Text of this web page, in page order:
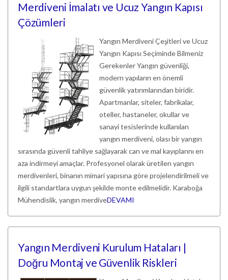
Merdiveni İmalatı ve Ucuz Yangın Kapısı
Çözümleri
Yangın Merdiveni Çeşitleri ve Ucuz
Yangın Kapısı Seçiminde Bilmeniz
Gerekenler Yangın güvenliği,
modern yapıların en önemli
güvenlik yatırımlarından biridir.
Apartmanlar, siteler, fabrikalar,
oteller, hastaneler, okullar ve
sanayi tesislerinde kullanılan
yangın merdiveni, olası bir yangın
sırasında güvenli tahliye sağlayarak can ve mal kayıplarını en
aza indirmeyi amaçlar. Profesyonel olarak üretilen yangın
merdivenleri, binanın mimari yapısına göre projelendirilmeli ve
ilgili standartlara uygun şekilde monte edilmelidir. Karaboğa
Mühendislik, yangın merdiveDEVAMI
Yangın Merdiveni Kurulum Hataları |
Doğru Montaj ve Güvenlik Riskleri